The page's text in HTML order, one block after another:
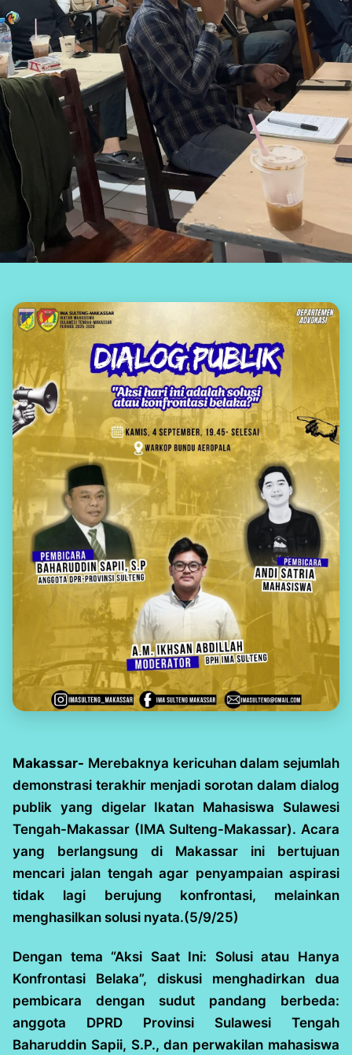
Makassar- Merebaknya kericuhan dalam sejumlah
demonstrasi terakhir menjadi sorotan dalam dialog
publik yang digelar Ikatan Mahasiswa Sulawesi
Tengah-Makassar (IMA Sulteng-Makassar). Acara
yang berlangsung di Makassar ini bertujuan
mencari jalan tengah agar penyampaian aspirasi
tidak lagi berujung konfrontasi, melainkan
menghasilkan solusi nyata.(5/9/25)
Dengan tema “Aksi Saat Ini: Solusi atau Hanya
Konfrontasi Belaka”, diskusi menghadirkan dua
pembicara dengan sudut pandang berbeda:
anggota DPRD Provinsi Sulawesi Tengah
Baharuddin Sapii, S.P., dan perwakilan mahasiswa